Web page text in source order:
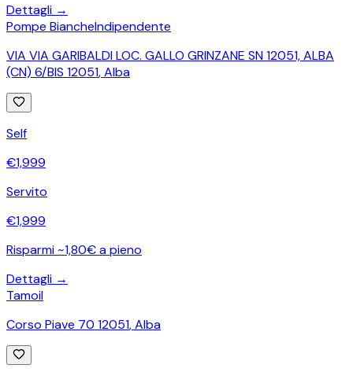
Dettagli →
Pompe BiancheIndipendente
VIA VIA GARIBALDI LOC. GALLO GRINZANE SN 12051, ALBA
(CN) 6/BIS 12051,Alba
Self
€1,999
Servito
€1,999
Risparmi ~1,80€ a pieno
Dettagli →
Tamoil
Corso Piave 70 12051,Alba